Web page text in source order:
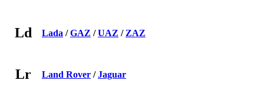
Ld Lada /GAZ /UAZ / ZAZ
Lr Land Rover /Jaguar